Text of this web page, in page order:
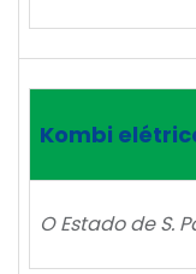
Kombi
O Estado de S.